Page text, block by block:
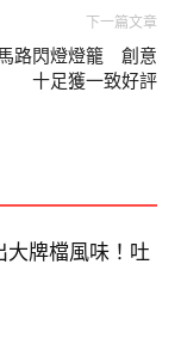
脹卜卜，肉質鮮
下一篇文章
路閃燈燈籠 創意
十足獲一致好評
牌檔風味！吐